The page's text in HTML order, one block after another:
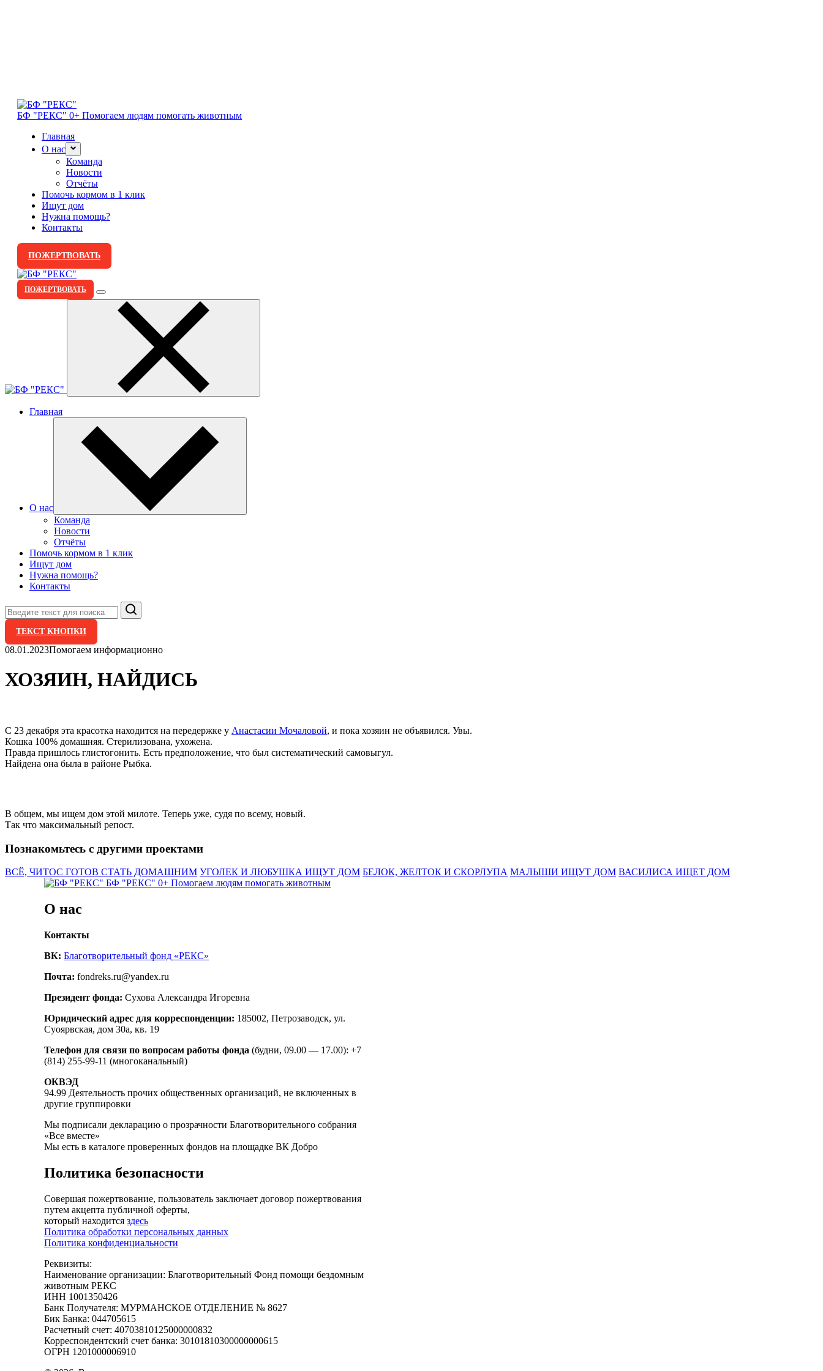
БФ "РЕКС" 0+ Помогаем людям помогать животным
Главная
О нас
Команда
Новости
Отчёты
Помочь кормом в 1 клик
Ищут дом
Нужна помощь?
Контакты
ПОЖЕРТВОВАТЬ
ПОЖЕРТВОВАТЬ
Главная
О нас
Команда
Новости
Отчёты
Помочь кормом в 1 клик
Ищут дом
Нужна помощь?
Контакты
Поиск
ТЕКСТ КНОПКИ
08.01.2023Помогаем информационно
ХОЗЯИН, НАЙДИСЬ
С 23 декабря эта красотка находится на передержке у Анастасии Мочаловой, и пока хозяин не объявился. Увы.
Кошка 100% домашняя. Стерилизована, ухожена.
Правда пришлось глистогонить. Есть предположение, что был систематический самовыгул.
Найдена она была в районе Рыбка.
В общем, мы ищем дом этой милоте. Теперь уже, судя по всему, новый.
Так что максимальный репост.
Познакомьтесь с другими проектами
ВСЁ, ЧИТОС ГОТОВ СТАТЬ ДОМАШНИМ УГОЛЕК И ЛЮБУШКА ИЩУТ ДОМ БЕЛОК, ЖЕЛТОК И СКОРЛУПА МАЛЫШИ ИЩУТ ДОМ ВАСИЛИСА ИЩЕТ ДОМ
БФ "РЕКС" 0+ Помогаем людям помогать животным
О нас
Контакты
ВК: Благотворительный фонд «РЕКС»
Почта: fondreks.ru@yandex.ru
Президент фонда: Сухова Александра Игоревна
Юридический адрес для корреспонденции: 185002, Петрозаводск, ул.
Суоярвская, дом 30а, кв. 19
Телефон для связи по вопросам работы фонда (будни, 09.00 — 17.00): +7
(814) 255-99-11 (многоканальный)
ОКВЭД
94.99 Деятельность прочих общественных организаций, не включенных в
другие группировки
Мы подписали декларацию о прозрачности Благотворительного собрания
«Все вместе»
Мы есть в каталоге проверенных фондов на площадке ВК Добро
Политика безопасности
Совершая пожертвование, пользователь заключает договор пожертвования
путем акцепта публичной оферты,
который находится здесь
Политика обработки персональных данных
Политика конфиденциальности
Реквизиты:
Наименование организации: Благотворительный Фонд помощи бездомным
животным РЕКС
ИНН 1001350426
Банк Получателя: МУРМАНСКОЕ ОТДЕЛЕНИЕ № 8627
Бик Банка: 044705615
Расчетный счет: 40703810125000000832
Корреспондентский счет банка: 30101810300000000615
ОГРН 1201000006910